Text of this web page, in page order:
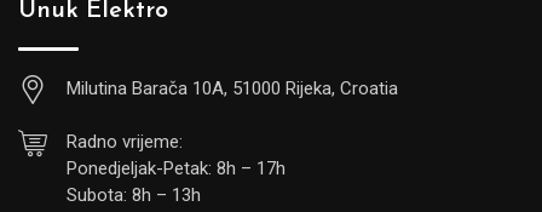
Unuk Elektro
Milutina Barača 10A, 51000 Rijeka, Croatia
Radno vrijeme:
Ponedjeljak-Petak: 8h – 17h
Subota: 8h – 13h